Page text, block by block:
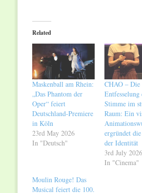
(Opens
in
new
Related
Maskenball am Rhein:
„Das Phantom der
Oper“ feiert
Deutschland-Premiere
in Köln
23rd May 2026
In "Deutsch"
CHAO – Die
Entfesselung
Stimme im
Raum: Ein
ergründet
der Identität
3rd July 2026
In "Cinema"
Moulin Rouge! Das
Musical feiert die 100.